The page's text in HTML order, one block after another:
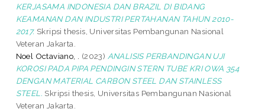
KERJASAMA INDONESIA DAN BRAZIL DI BIDANG
KEAMANAN DAN INDUSTRI PERTAHANAN TAHUN 2010-
2017. Skripsi thesis, Universitas Pembangunan Nasional
Veteran Jakarta.
Noel Octaviano, .
(2023) ANALISIS PERBANDINGAN UJI
KOROSI PADA PIPA PENDINGIN STERN TUBE KRI OWA 354
DENGAN MATERIAL CARBON STEEL DAN STAINLESS
STEEL. Skripsi thesis, Universitas Pembangunan Nasional
Veteran Jakarta.